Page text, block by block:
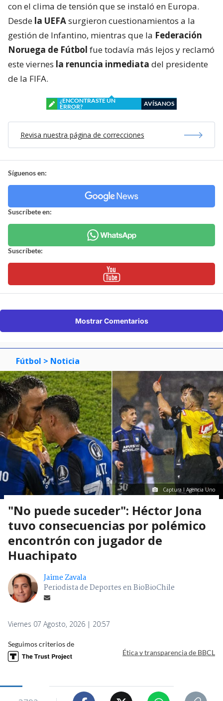
con el clima de tensión que se instaló en Europa.
Desde la UEFAsurgieron cuestionamientos a la
gestión de Infantino, mientras que la Federación
Noruega de Fútbol fue todavía más lejos y reclamó
este viernes la renuncia inmediata del presidente
de la FIFA.
¿ENCONTRASTE UN
ERROR?
AVÍSANOS
Revisa nuestra página de correcciones
Síguenos en:
Suscríbete en:
Suscríbete:
Mostrar Comentarios
Fútbol > Noticia
Captura I Agencia Uno
"No puede suceder": Héctor Jona
tuvo consecuencias por polémico
encontrón con jugador de
Huachipato
Jaime Zavala
Periodista de Deportes en BioBioChile
Viernes 07 Agosto, 2026 | 20:57
Seguimos criterios de
Ética y transparencia de BBCL